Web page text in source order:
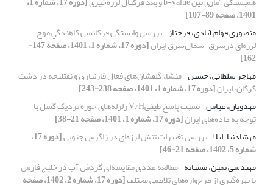
1401، صفحه 89-107]
منصوری قوام آبادی، فرحناز بررسی وابستگی فرکانسی ﻛﺎﻫﻨﺪﮔﻲ موج
لرزه‌ای درشرق-شمال‌شرق ایران [دوره 17، شماره 1، 1401، صفحه 147-
162]
مهاجر سلطانی، حسین منشاء گلفشان‌های فعال قارنیارق و نفتلیجه در دشت
گرگان، ایران[دوره 17، شماره 1، 1401، صفحه 238-243]
مهدویان، عباس
نسبت پاسخ طیفیV/H زلزله‌های حوزه نزدیک گسل با
توجه به داده‌های ایران[دوره 17، شماره 1، 1401، صفحه 21-38]
مهشادنیا، لیلا بررسی تغییرات تنش لرزه‌ای در زاگرس جنوبی [دوره 17،
شماره 5، 1402، صفحه 21-46]
مهندسی نمین، مستانه مطالعه عددی مقایسه‌ای گردش آب در خلیج فارس
با بهره‌گیری از طرح‌واره‌های تلاطمی مختلف [دوره 17، شماره 2، 1402، صفحه